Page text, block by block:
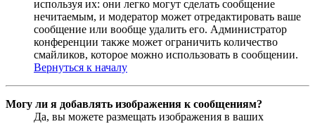
используя их: они легко могут сделать сообщение
нечитаемым, и модератор может отредактировать ваше
сообщение или вообще удалить его. Администратор
конференции также может ограничить количество
смайликов, которое можно использовать в сообщении.
Вернуться к началу
Могу ли я добавлять изображения к сообщениям?
Да, вы можете размещать изображения в ваших